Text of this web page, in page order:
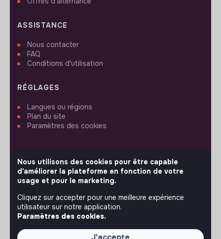
ASSISTANCE
Nous contacter
FAQ
Conditions d'utilisation
RÉGLAGES
Langues ou régions
Plan du site
Paramètres des cookies
SUIVEZ-NOUS
© 2026 jobs that makesense.
Nous utilisons des cookies pour être capable
d'améliorer la plateforme en fonction de votre
usage et pour le marketing.
Cliquez sur accepter pour une meilleure expérience
utilisateur sur notre application.
Paramètres des cookies.